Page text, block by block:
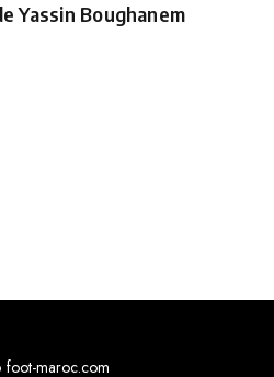
Yassin Boughanem
maroc.com